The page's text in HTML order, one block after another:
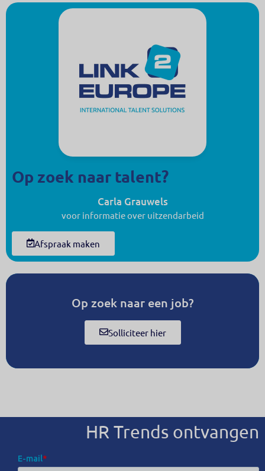
Op zoek naar talent?
Carla Grauwels
voor informatie over uitzendarbeid
Afspraak maken
Op zoek naar een job?
Solliciteer hier
HR Trends ontvangen